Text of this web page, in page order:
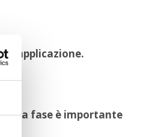
l’applicazione.
fase è importante